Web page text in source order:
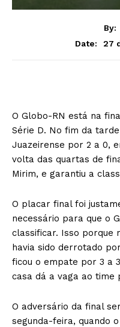
By:
Date:
27
O Globo-RN está na
Série D. No fim da
Juazeirense por 2 a 0,
volta das quartas de
Mirim, e garantiu a
O placar final foi
necessário para que o
classificar. Isso porque
havia sido derrotado
ficou o empate por 3 a
casa dá a vaga ao time
O adversário da final
segunda-feira, quando